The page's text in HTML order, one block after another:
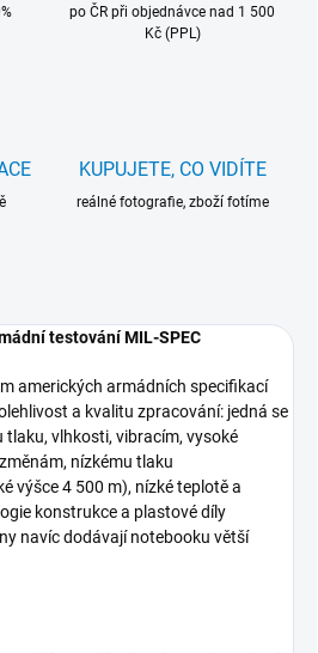
po ČR při objednávce nad 1 500
Kč (PPL)
KUPUJETE, CO VIDÍTE
reálné fotografie, zboží fotíme
testování MIL-SPEC
amerických armádních specifikací
a kvalitu zpracování: jedná se
vlhkosti, vibracím, vysoké
nízkému tlaku
výšce 4 500 m), nízké teplotě a
konstrukce a plastové díly
navíc dodávají notebooku větší